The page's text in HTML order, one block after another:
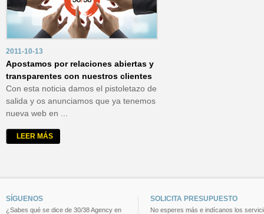
2011-10-13
Apostamos por relaciones abiertas y
transparentes con nuestros clientes
Con esta noticia damos el pistoletazo de
salida y os anunciamos que ya tenemos
nueva web en ...
LEER MÁS
SÍGUENOS
¿Sabes qué se dice de 30/38 Agency en
SOLICITA PRESUPUESTO
No esperes más e indícanos los